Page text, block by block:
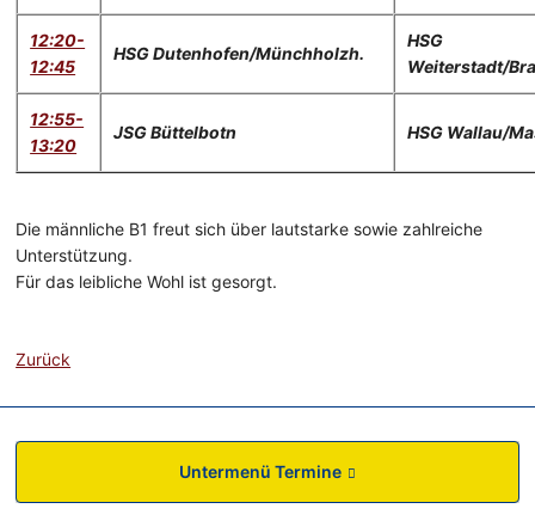
12:20-
12:45
HSG Dutenhofen/Münchholzh.
HSG
Weiterstadt/
12:55-
13:20
JSG Büttelbotn HSG Wallau/
Die männliche B1 freut sich über lautstarke sowie zahlreiche
Unterstützung.
Für das leibliche Wohl ist gesorgt.
Zurück
Untermenü Termine